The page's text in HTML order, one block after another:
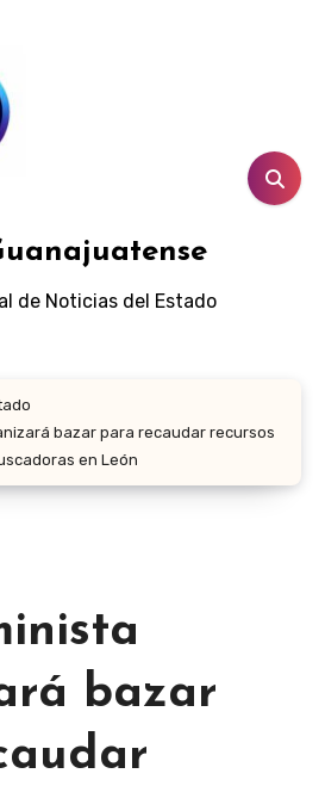
de Noticias del Estado
bazar para recaudar recursos
en León
bazar